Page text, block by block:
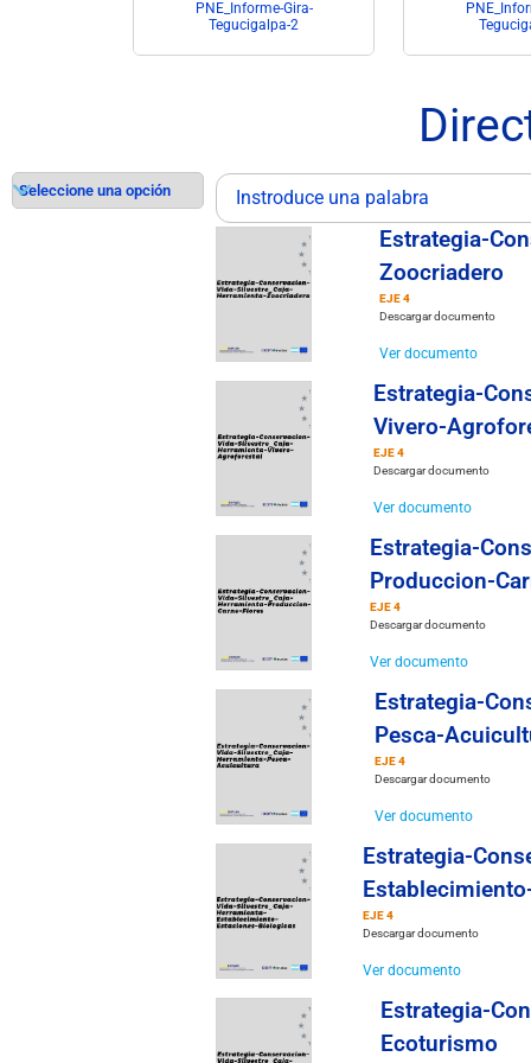
PNE_Informe-Gira-
Tegucigalpa-2
Estrategia-
Zoocriadero
EJE 4
Descargar documento
Ver documento
Estrategia-
Vivero-
EJE 4
Descargar documento
Ver documento
Estrategia-
Produccion-
EJE 4
Descargar documento
Ver documento
Estrategia-
Pesca-
EJE 4
Descargar documento
Ver documento
Estrategia-
EJE 4
Descargar documento
Ver documento
Estrategia-
Ecoturismo